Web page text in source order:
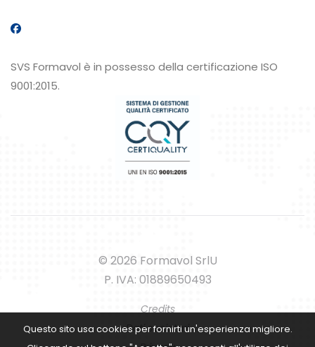
SVS Formavol è in possesso della certificazione ISO
9001:2015.
© 2026 Formavol SrlU
P. IVA: 01889650493
Credits
Dati societari
Questo sito usa cookies per fornirti un'esperienza migliore.